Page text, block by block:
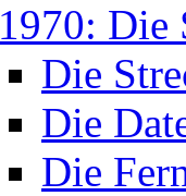
1970: Die
Die
Die
Die